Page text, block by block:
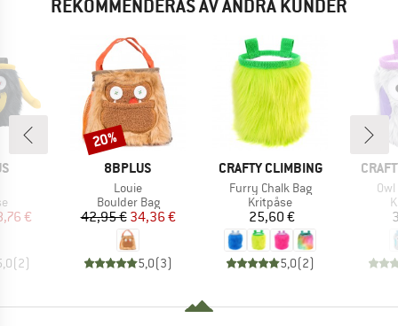
REKOMMENDERAS AV ANDRA KUNDER
pris
€
(2)
VARUMÄRKE
8BPLUS
Produkter
Louie
Produktgrupp
Boulder Bag
Pris
42,95 €Reducerat pris
34,36 €
5,0(3)
Rabatt
20%
VARUMÄRKE
CRAFTY CLIMBING
Produkter
Furry Chalk Bag
Produktgrupp
Kritpåse
Pris
25,60 €
5,0(2)